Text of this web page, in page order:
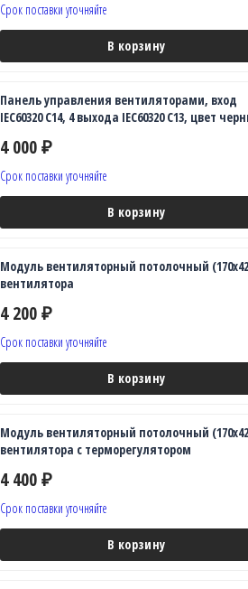
Срок поставки уточняйте
В корзину
Панель управления вентиляторами, вход
IEC60320 C14, 4 выхода IEC60320 C13, цвет
4 000 ₽
Срок поставки уточняйте
В корзину
Модуль вентиляторный потолочный
вентилятора
4 200 ₽
Срок поставки уточняйте
В корзину
Модуль вентиляторный потолочный
вентилятора с терморегулятором
4 400 ₽
Срок поставки уточняйте
В корзину